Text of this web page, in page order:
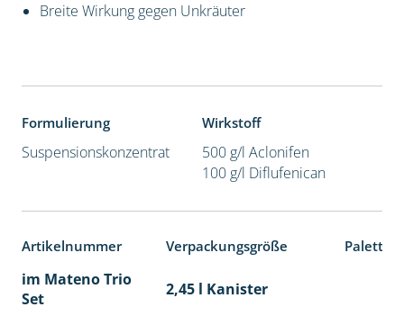
Breite Wirkung gegen Unkräuter
Formulierung
Suspensionskonzentrat
Wirkstoff
500 g/l Aclonifen
100 g/l Diflufenican
Artikelnummer Verpackungsgröße
im Mateno Trio
Set
2,45 l Kanister